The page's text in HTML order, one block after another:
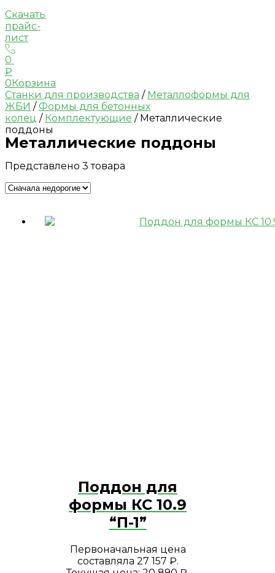
Скачать
прайс-
лист
0
₽
0Корзина
Станки для производства / Металлоформы для
ЖБИ /Формы для бетонных
колец / Комплектующие / Металлические
поддоны
Металлические поддоны
Представлено 3 товара
Поддон для
формы КС 10.9
“П-1”
Первоначальная цена
составляла 27 157 ₽.